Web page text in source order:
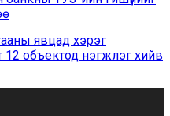
явцад хэрэг
12 объектод нэгжлэг хийв